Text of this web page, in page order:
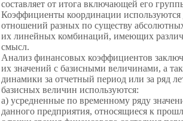
составляет от итога включающей его
Коэффициенты координации
отношений разных по существу
их линейных комбинаций, имеющих
смысл.
Анализ финансовых коэффициентов
их значений с базисными величинами, а
динамики за отчетный период или за ряд
базисных величин используются:
а) усредненные по временному ряду
данного предприятия, относящиеся к